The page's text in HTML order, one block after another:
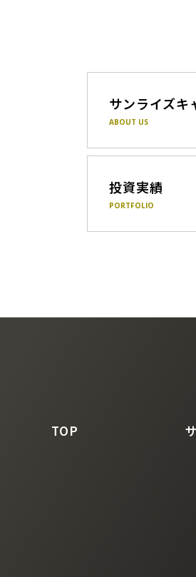
サンライズキ
ABOUT US
投資実績
PORTFOLIO
TOP